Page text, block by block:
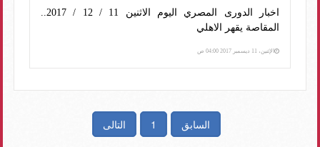
اخبار الدورى المصري اليوم الاثنين 11 / 12 / 2017..
المقاصة يقهر الاهلي
الإثنين، 11 ديسمبر 2017 04:00 ص
السابق 1 التالى